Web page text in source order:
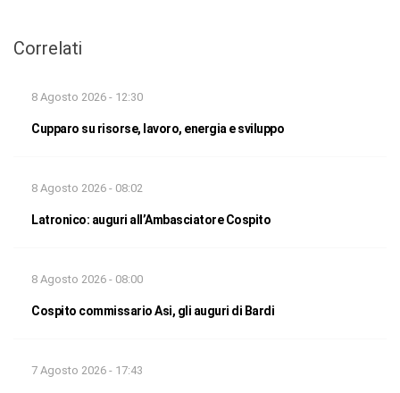
Correlati
8 Agosto 2026 - 12:30
Cupparo su risorse, lavoro, energia e sviluppo
8 Agosto 2026 - 08:02
Latronico: auguri all’Ambasciatore Cospito
8 Agosto 2026 - 08:00
Cospito commissario Asi, gli auguri di Bardi
7 Agosto 2026 - 17:43